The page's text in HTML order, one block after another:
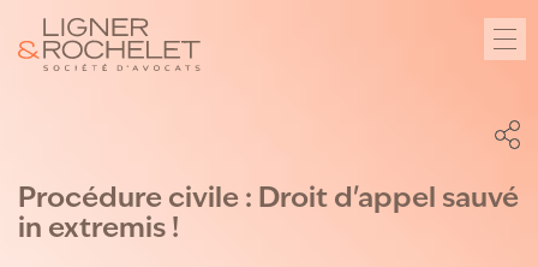
Procédure civile : Droit d'appel sauvé
in extremis !